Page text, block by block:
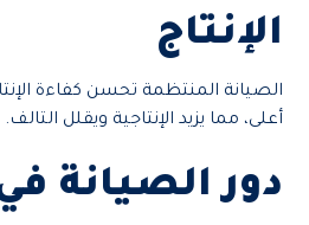
الإنتاج
الصيانة المنتظمة تحسن كفاءة
أعلى، مما يزيد الإنتاجية ويقلل التالف.
دور الصيانة